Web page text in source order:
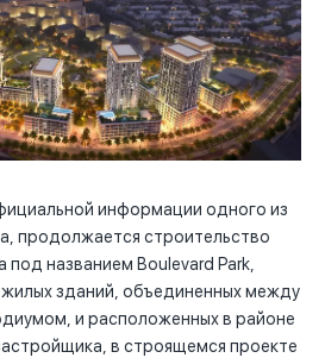
информации одного из
продолжается строительство
под названием Boulevard Park,
зданий, объединенных между
и расположенных в районе
в строящемся проекте